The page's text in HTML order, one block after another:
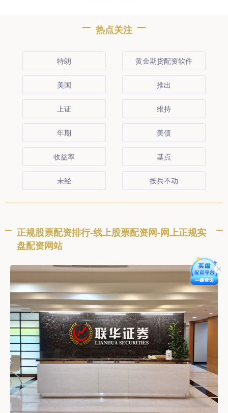
热点关注
特朗 黄金期货配资软件
美国 推出
上证 维持
年期 美债
收益率 基点
未经 按兵不动
正规股票配资排行-线上股票配资网-网上正规实
盘配资网站